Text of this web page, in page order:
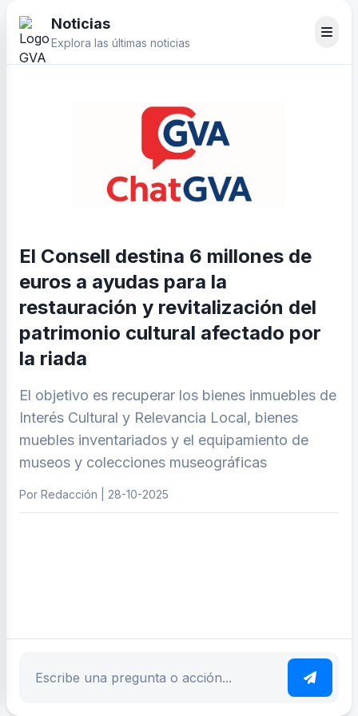
Noticias
Explora las últimas noticias
El Consell destina 6 millones de
euros a ayudas para la
restauración y revitalización del
patrimonio cultural afectado por
la riada
El objetivo es recuperar los bienes inmuebles de
Interés Cultural y Relevancia Local, bienes
muebles inventariados y el equipamiento de
museos y colecciones museográficas
Por Redacción | 28-10-2025
Escribe tu pregunta